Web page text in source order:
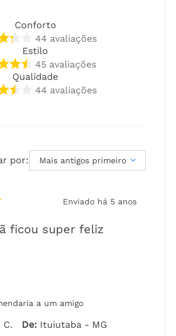
Conforto
44 avaliações
Estilo
45 avaliações
Qualidade
44 avaliações
por: Mais antigos primeiro
Enviado há 5 anos
ficou super feliz
a um amigo
C. De: Ituiutaba - MG